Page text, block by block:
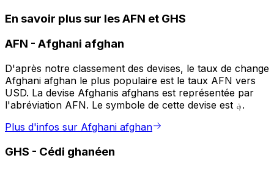
En savoir plus sur les AFN et GHS
AFN - Afghani afghan
D'après notre classement des devises, le taux de change
Afghani afghan le plus populaire est le taux AFN vers
USD. La devise Afghanis afghans est représentée par
l'abréviation AFN. Le symbole de cette devise est ؋.
Plus d'infos sur Afghani afghan
GHS - Cédi ghanéen